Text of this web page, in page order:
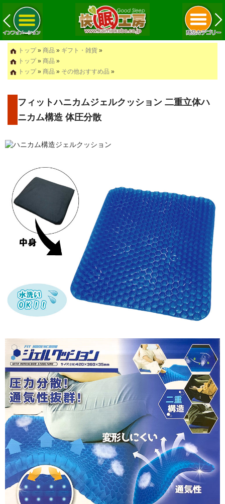
トップ» 商品 » ギフト・雑貨 »
トップ» 商品 »
トップ» 商品 » その他おすすめ品 »
フィットハニカムジェルクッション 二重立体ハ
ニカム構造 体圧分散